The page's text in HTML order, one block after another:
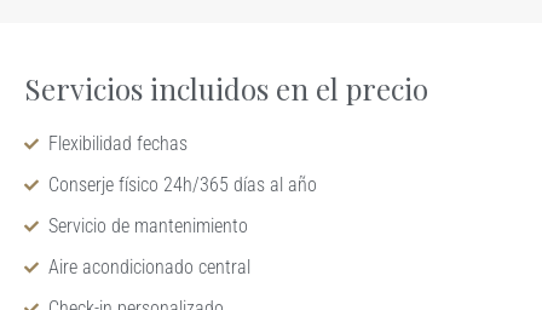
Servicios incluidos en el precio
Flexibilidad fechas
Conserje físico 24h/365 días al año
Servicio de mantenimiento
Aire acondicionado central